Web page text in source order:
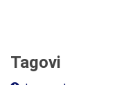
Tagovi